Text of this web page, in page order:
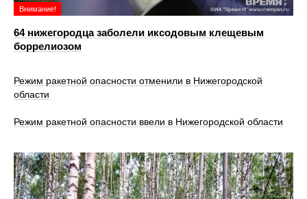
Внимание!
64 нижегородца заболели иксодовым клещевым
боррелиозом
Режим ракетной опасности отменили в Нижегородской
области
Режим ракетной опасности ввели в Нижегородской области